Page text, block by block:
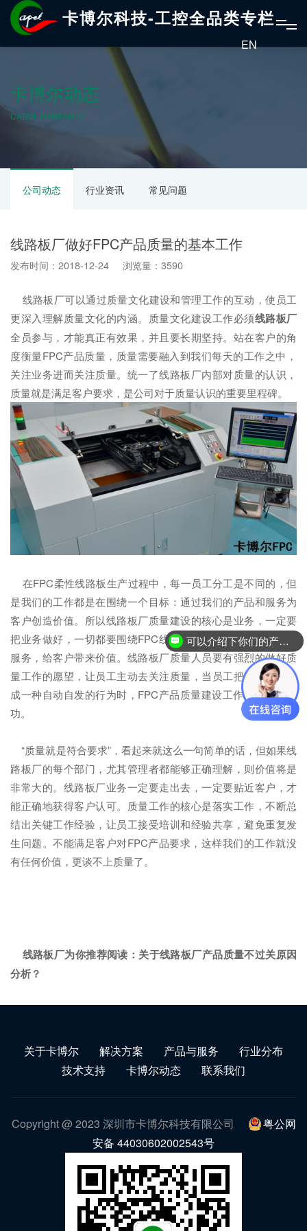
卡博尔科技-工控全品类专栏
EN
卡博尔动态
CABOL DYNAMICS
公司动态 行业资讯 常见问题
线路板厂做好FPC产品质量的基本工作
发布时间：2018-12-24 浏览量：3590
线路板厂可以通过质量文化建设和管理工作的互动，使员工
更深入理解质量文化的内涵。质量文化建设工作必须线路板厂
全员参与，才能真正有效果，并且要长期坚持。站在客户的角
度衡量FPC产品质量，质量需要融入到我们每天的工作之中，
关注业务进而关注质量。统一了线路板厂内部对质量的认识，
质量就是满足客户要求，是公司对于质量认识的重要里程碑。
在FPC柔性线路板生产过程中，每一员工分工是不同的，但
是我们的工作都是在围绕一个目标：通过我们的产品和服务为
客户创造价值。所以线路板厂质量建设的核心是业务，一定要
把业务做好，一切都要围绕FPC线路板产品、工艺解决方案、
服务，给客户带来价值。线路板厂质量人员要有强烈的做好质
量工作的愿望，让员工主动去关注质量，当员工把质量工作变
成一种自动自发的行为时，FPC产品质量建设工作才能算是成
功。
“质量就是符合要求”，看起来就这么一句简单的话，但如果线
路板厂的每个部门，尤其管理者都能够正确理解，则价值将是
非常大的。线路板厂业务一定要走出去，一定要贴近客户，才
能正确地获得客户认可。质量工作的核心是落实工作，不断总
结出关键工作经验，让员工接受培训和经验共享，避免重复发
生问题。不能满足客户对FPC产品要求，这样我们的工作就没
有任何价值，更谈不上质量了。
线路板厂为你推荐阅读： 关于线路板厂产品质量不过关原因
分析？
关于卡博尔 解决方案 产品与服务
行业分布
技术支持
卡博尔动态 联系我们
Copyright @ 2023 深圳市卡博尔科技有限公司
粤公网
安备 44030602002543号
可以介绍下你们的产品么？